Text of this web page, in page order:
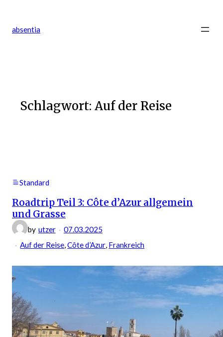
springen
absentia
Schlagwort: Auf der Reise
Standard
Roadtrip Teil 3: Côte d’Azur allgemein
und Grasse
by utzer
07.03.2025
Auf der Reise, Côte d’Azur, Frankreich